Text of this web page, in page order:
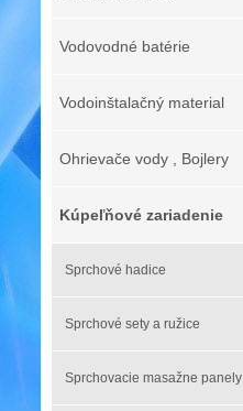
Vodovodné batérie
Vodoinštalačný material
Ohrievače vody , Bojlery
Kúpeľňové zariadenie
Sprchové hadice
Sprchové sety a ružice
Sprchovacie masažne panely